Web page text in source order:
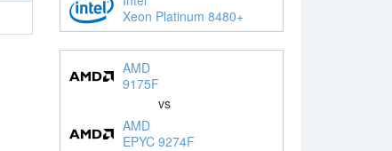
Xeon Platinum 8480+
AMD
9175F
vs
AMD
EPYC 9274F